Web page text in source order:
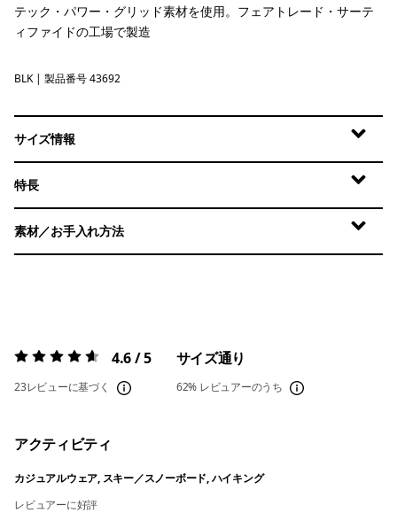
テック・パワー・グリッド素材を使用。フェアトレード・サーテ
ィファイドの工場で製造
Black
BLK | 製品番号 43692
サイズ情報
特長
素材／お手入れ方法
評価:4.6 / 5 4.6 / 5
23レビューに基づく
サイズ通り
62% レビュアーのうち
アクティビティ
カジュアルウェア, スキー／スノーボード, ハイキング
レビュアーに好評